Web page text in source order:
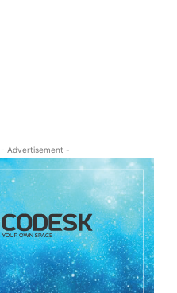
- Advertisement -